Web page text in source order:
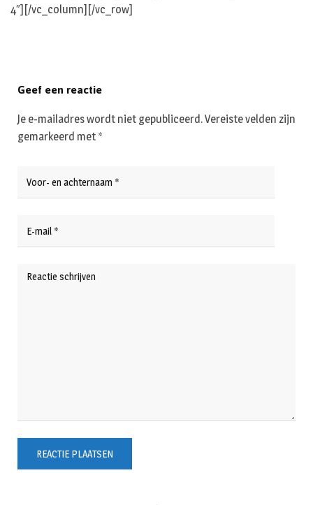
4″][/vc_column][/vc_row]
Geef een reactie
Je e-mailadres wordt niet gepubliceerd.Vereiste velden zijn
gemarkeerd met *